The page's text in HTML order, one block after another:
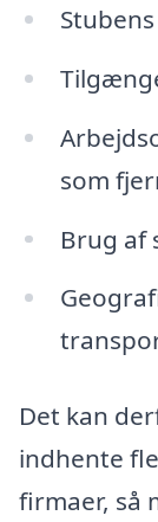
som
Brug af
Det kan
indhente
firmaer, så